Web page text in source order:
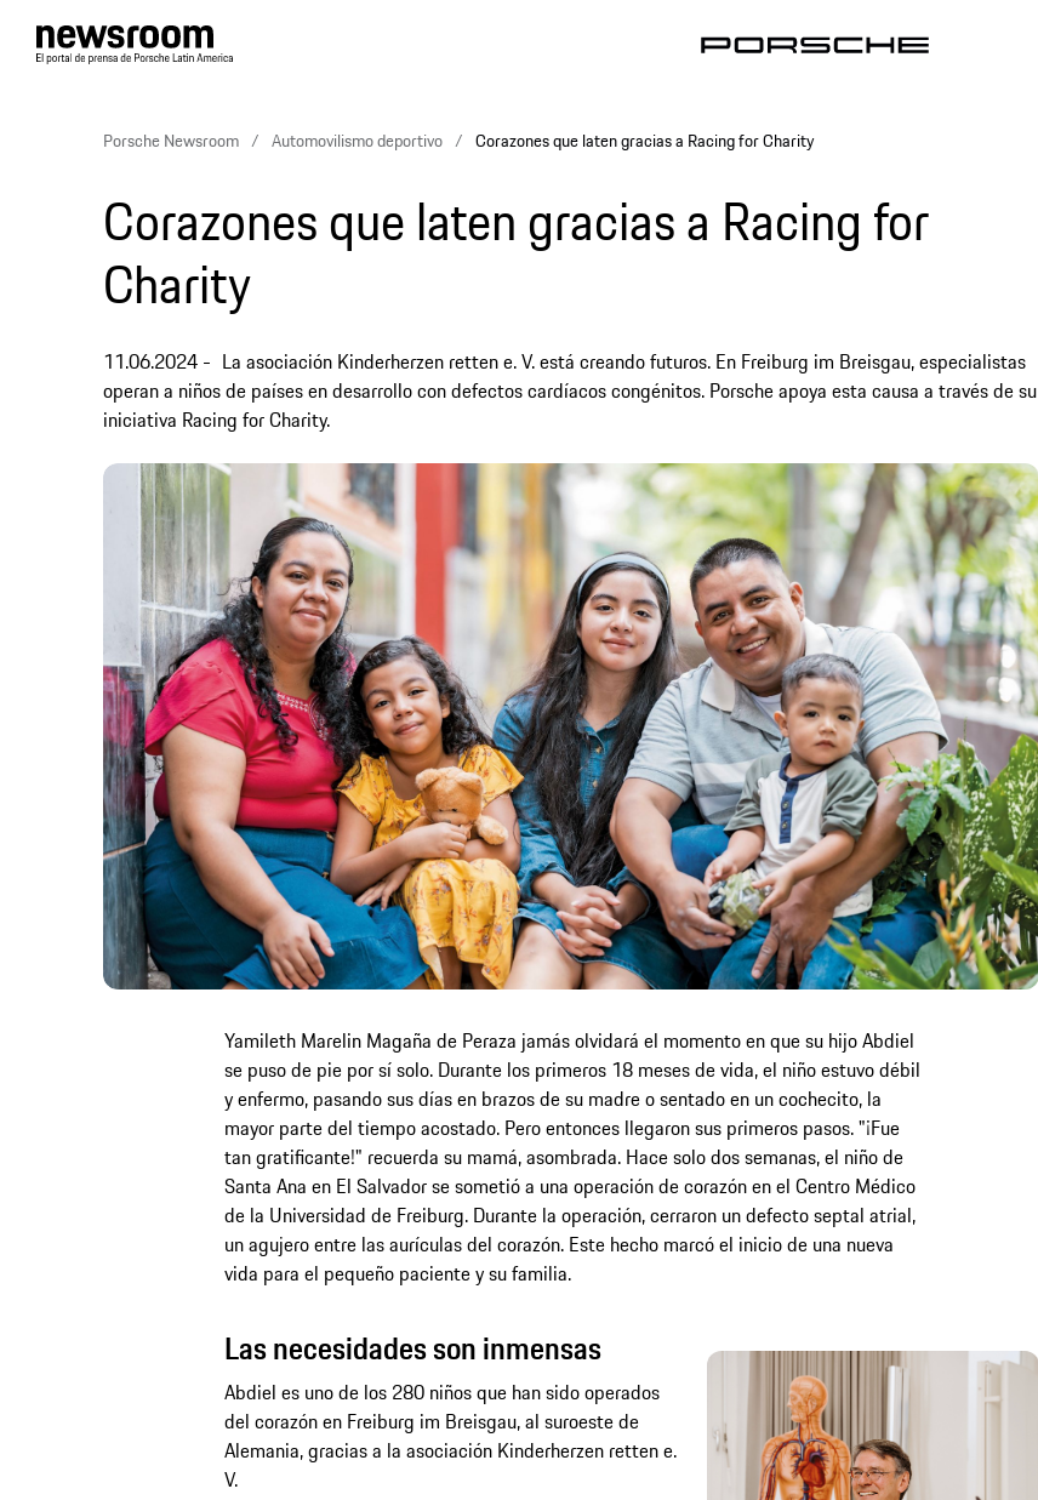
Porsche Newsroom Automovilismo deportivo Corazones que laten gracias a Racing for Charity
Corazones que laten gracias a Racing for
Charity
11.06.2024
La asociación Kinderherzen retten e. V. está creando futuros. En Freiburg im Breisgau, especialistas
operan a niños de países en desarrollo con defectos cardíacos congénitos. Porsche apoya esta causa a través de su
iniciativa Racing for Charity.
Yamileth Marelin Magaña de Peraza jamás olvidará el momento en que su hijo Abdiel
se puso de pie por sí solo. Durante los primeros 18 meses de vida, el niño estuvo débil
y enfermo, pasando sus días en brazos de su madre o sentado en un cochecito, la
mayor parte del tiempo acostado. Pero entonces llegaron sus primeros pasos. "¡Fue
tan gratificante!" recuerda su mamá, asombrada. Hace solo dos semanas, el niño de
Santa Ana en El Salvador se sometió a una operación de corazón en el Centro Médico
de la Universidad de Freiburg. Durante la operación, cerraron un defecto septal atrial,
un agujero entre las aurículas del corazón. Este hecho marcó el inicio de una nueva
vida para el pequeño paciente y su familia.
Las necesidades son inmensas
Abdiel es uno de los 280 niños que han sido operados
del corazón en Freiburg im Breisgau, al suroeste de
Alemania, gracias a la asociación Kinderherzen retten e.
V.